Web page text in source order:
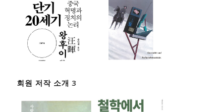
회원 저작 소개 3